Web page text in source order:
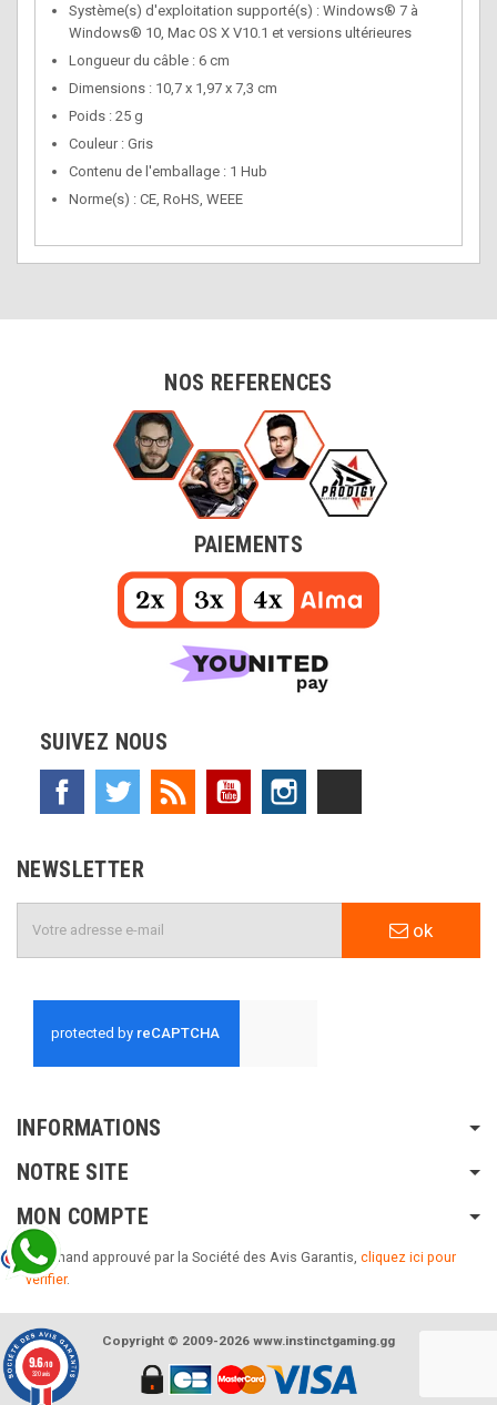
Système(s) d'exploitation supporté(s) : Windows® 7 à
Windows® 10, Mac OS X V10.1 et versions ultérieures
Longueur du câble : 6 cm
Dimensions : 10,7 x 1,97 x 7,3 cm
Poids : 25 g
Couleur : Gris
Contenu de l'emballage : 1 Hub
Norme(s) : CE, RoHS, WEEE
NOS REFERENCES
PAIEMENTS
SUIVEZ NOUS
Facebook Twitter Rss YouTube
NEWSLETTER
ok
INFORMATIONS
NOTRE SITE
MON COMPTE
Marchand approuvé par la Société des Avis Garantis, cliquez ici pour
vérifier.
Copyright © 2009-2026 www.instinctgaming.gg
9.6/10
320 avis